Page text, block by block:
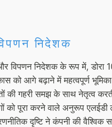
निदेशक
विपणन निदेशक के रूप में, डोरा
को आगे बढ़ाने में महत्वपूर्ण
की गहरी समझ के साथ नेतृत्व
को पूरा करने वाले अनुरूप एलईडी
दृष्टि ने कंपनी की वैश्विक